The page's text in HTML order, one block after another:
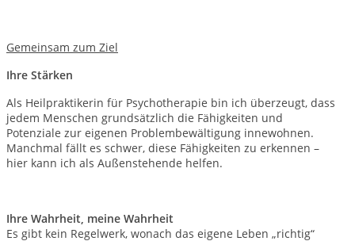
Gemeinsam zum Ziel
Ihre Stärken
Als Heilpraktikerin für Psychotherapie bin ich überzeugt, dass
jedem Menschen grundsätzlich die Fähigkeiten und
Potenziale zur eigenen Problembewältigung innewohnen.
Manchmal fällt es schwer, diese Fähigkeiten zu erkennen –
hier kann ich als Außenstehende helfen.
Ihre Wahrheit, meine Wahrheit
Es gibt kein Regelwerk, wonach das eigene Leben „richtig“